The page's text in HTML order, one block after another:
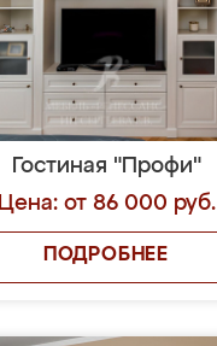
Гостиная "Профи"
Цена: от 86 000 руб.
ПОДРОБНЕЕ